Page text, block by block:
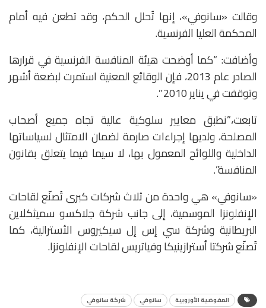
وقالت «سانوفي»، إنها تُحلل الحكم، وقد تطعن فيه أمام
المحكمة العليا الفرنسية.
وأضافت: “كما أوضحت هيئة المنافسة الفرنسية في قرارها
الصادر عام 2013، فإن الوقائع المعنية استمرت لبضعة أشهر
وتوقفت في يناير 2010″.
تابعت،”نطبق معايير سلوكية عالية تجاه جميع أصحاب
المصلحة، ولديها إجراءات صارمة لضمان الامتثال لسياساتها
الداخلية واللوائح المعمول بها، لا سيما فيما يتعلق بقانون
المنافسة”.
«سانوفي» هي واحدة من ثلاث شركات كبرى تُصنّع لقاحات
الإنفلونزا الموسمية، إلى جانب شركة جلاكسو سميثكلاين
البريطانية وشركة سي إس إل سيكيروس الأسترالية، كما
تُصنّع شركتا أسترازينيكا وفياتريس لقاحات الإنفلونزا.
المفوضية الأوروبية سانوفي
شركة سانوفي